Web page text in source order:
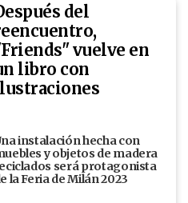
del
vuelve en
libro con
instalación hecha con
y objetos de madera
será protagonista
la Feria de Milán 2023